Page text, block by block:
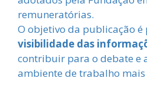
remuneratórias.
O objetivo da publicação é
visibilidade das
contribuir para o debate e
ambiente de trabalho